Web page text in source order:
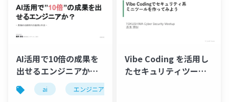
AI活用で10倍の成果を
出せるエンジニアか？
見極める新時代の基準
と手法
ai エンジニア採用
Vibe Coding を活用し
たセキュリティツール